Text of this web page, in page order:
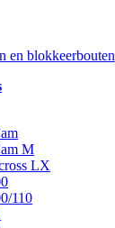
en blokkeerbouten
M
LX
110